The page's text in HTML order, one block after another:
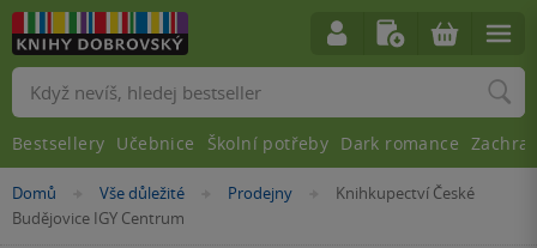
Nacházíte
se
Domů »Vše důležité »Prodejny »
Knihkupectví České
Budějovice IGY Centrum
Vyhledávání
Bestsellery Učebnice Školní potřeby Dark romance